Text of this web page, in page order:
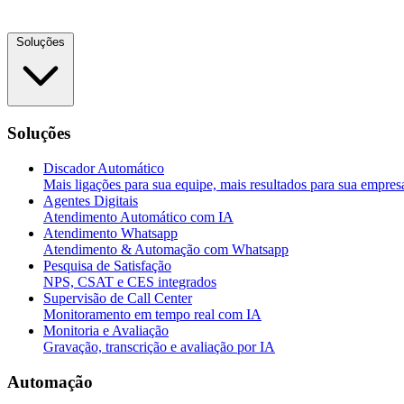
Soluções
Discador Automático
Mais ligações para sua equipe, mais resultados para sua
Agentes Digitais
Atendimento Automático com IA
Atendimento Whatsapp
Atendimento & Automação com Whatsapp
Pesquisa de Satisfação
NPS, CSAT e CES integrados
Supervisão de Call Center
Monitoramento em tempo real com IA
Monitoria e Avaliação
Gravação, transcrição e avaliação por IA
Automação